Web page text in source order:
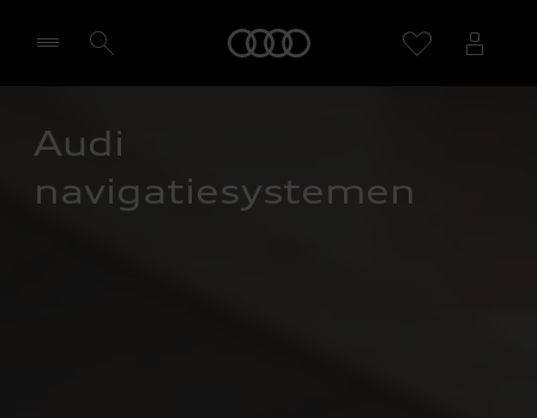
Selecteer een dealer
Audi
navigatiesystemen